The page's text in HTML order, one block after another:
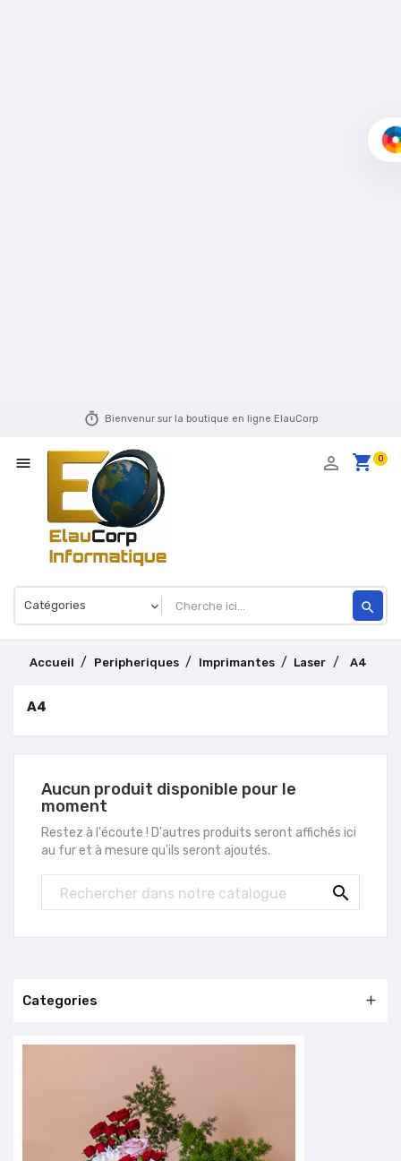
timer Bienvenur sur la boutique en ligne ElauCorp
 shopping_cart 0
person_outline
search
Accueil Peripheriques Imprimantes Laser A4
A4
Aucun produit disponible pour le
moment
Restez à l'écoute ! D'autres produits seront affichés ici
au fur et à mesure qu'ils seront ajoutés.

Categories 